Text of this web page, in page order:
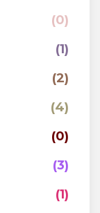
(0)
(1)
(2)
(4)
(0)
(3)
(1)